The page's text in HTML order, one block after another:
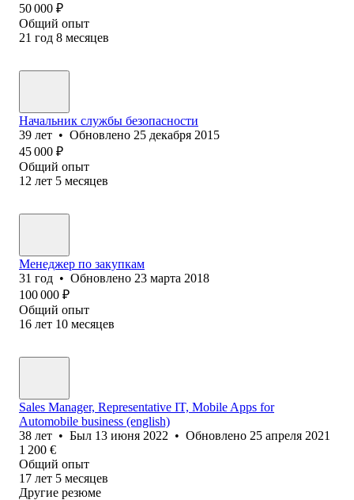
50 000 ₽
Общий опыт
21 год 8 месяцев
Начальник службы безопасности
39 лет • Обновлено 25 декабря 2015
45 000 ₽
Общий опыт
12 лет 5 месяцев
Менеджер по закупкам
31 год • Обновлено 23 марта 2018
100 000 ₽
Общий опыт
16 лет 10 месяцев
Sales Manager, Representative IT, Mobile Apps for
Automobile business (english)
38 лет • Был 13 июня 2022 • Обновлено 25 апреля 2021
1 200 €
Общий опыт
17 лет 5 месяцев
Другие резюме